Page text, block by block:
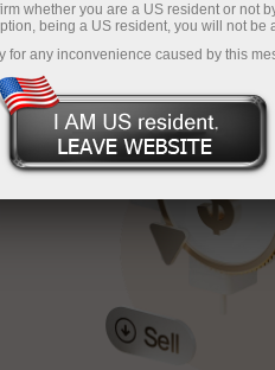
InstaForex ทุกคนสา
สูงสุด 30% จากยอดฝ
ประโยชน์จากโปรโ
พิเศษอื่น ๆ
ความเร็วในสนามแข่
ในการเทรดมีคุณค่าเ
Loprais นำความมุ่ง
โลกของการเทรด ใ
สร้างแรงบันดาลใจใ
แจ็กพอตของขวัญส่ว
ฝากเงินจำนวน $333 — เลื
$1,500
เทรดแบบไร้ความเสี่
กำไรของคุณ
โบนัสสูงสุด X1000
whether you are a US resident or not
being a US resident, you will not
for any inconvenience caused by this